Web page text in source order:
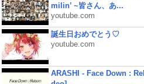
milin’ ~皆さん、あ...
youtube.com
誕生日おめでとう♡
youtube.com
ARASHI - Face Down :